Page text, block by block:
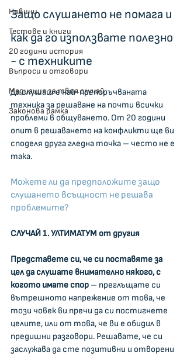
Новини
Тестове и книги
20 години история
Въпроси и отговори
Медиация за твоя случай
Законова рамка
Защо слушането не помага и
как да го използвате полезно
- с техниките
Да слушаш е най-препоръчваната
техника за решаване на почти всички
проблеми в общуването. От 20 години
опит в решаването на конфликти ще ви
споделя друга гледна точка – често не е
така.
Можете ли да предположите защо
слушането всъщност не решава
проблемите?
СЛУЧАЙ 1. УЛТИМАТУМ от другия
Представете си, че си поставяте за
цел да слушате внимателно някого, с
когото имате спор – преглъщате си
вътрешното напрежение от това, че
този човек ви пречи да си постигнете
целите, или от това, че ви е обидил в
предишни разговори. Решавате, че си
заслужава да сте позитивни и отворени